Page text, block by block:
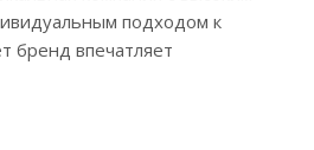
подходом к
бренд впечатляет